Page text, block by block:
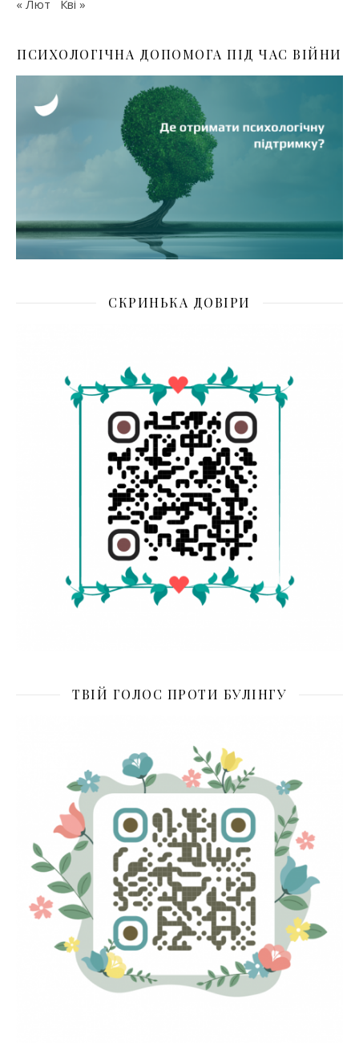
« Лют Кві »
ПСИХОЛОГІЧНА ДОПОМОГА ПІД ЧАС ВІЙНИ
СКРИНЬКА ДОВІРИ
ТВІЙ ГОЛОС ПРОТИ БУЛІНГУ